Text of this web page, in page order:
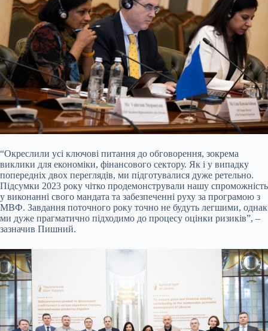
“Окреслили усі ключові питання до обговорення, зокрема
виклики для економіки, фінансового сектору. Як і у випадку
попередніх двох переглядів, ми підготувалися дуже ретельно.
Підсумки 2023 року чітко продемонстрували нашу спроможність
у виконанні свого мандата та забезпеченні руху за програмою з
МВФ. Завдання поточного року точно не будуть легшими, однак
ми дуже прагматично підходимо до процесу оцінки ризиків”, –
зазначив Пишний.